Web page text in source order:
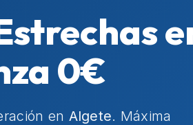
0€
en Algete. Máxima